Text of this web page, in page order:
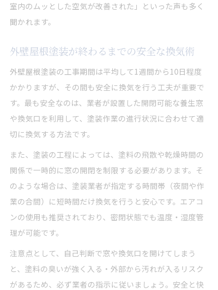
室内のムッとした空気が改善された」といった声も多く
聞かれます。
外壁屋根塗装が終わるまでの安全な換気術
外壁屋根塗装の工事期間は平均して1週間から10日程度
かかりますが、その間も安全に換気を行う工夫が重要で
す。最も安全なのは、業者が設置した開閉可能な養生窓
や換気口を利用して、塗装作業の進行状況に合わせて適
切に換気する方法です。
また、塗装の工程によっては、塗料の飛散や乾燥時間の
関係で一時的に窓の開閉を制限する必要があります。そ
のような場合は、塗装業者が指定する時間帯（夜間や作
業の合間）に短時間だけ換気を行うと安心です。エアコ
ンの使用も推奨されており、密閉状態でも温度・湿度管
理が可能です。
注意点として、自己判断で窓や換気口を開けてしまう
と、塗料の臭いが強く入る・外部から汚れが入るリスク
があるため、必ず業者の指示に従いましょう。安全と快